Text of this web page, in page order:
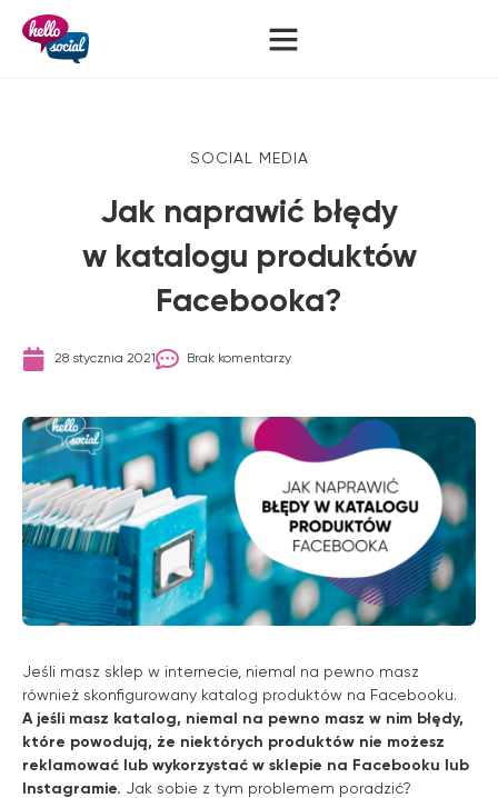
SOCIAL MEDIA
Jak naprawić błędy
w katalogu produktów
Facebooka?
28 stycznia 2021 Brak komentarzy
Jeśli masz sklep w internecie, niemal na pewno masz
również skonfigurowany katalog produktów na Facebooku.
A jeśli masz katalog, niemal na pewno masz w nim błędy,
które powodują, że niektórych produktów nie możesz
reklamować lub wykorzystać w sklepie na Facebooku lub
Instagramie. Jak sobie z tym problemem poradzić?